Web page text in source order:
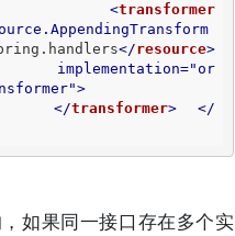
<transformer
</resource>
implementation="or
>
</transformer>
</
如果同一接口存在多个实